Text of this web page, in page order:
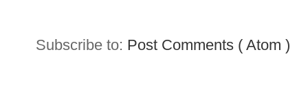
Subscribe to: Post Comments ( Atom )